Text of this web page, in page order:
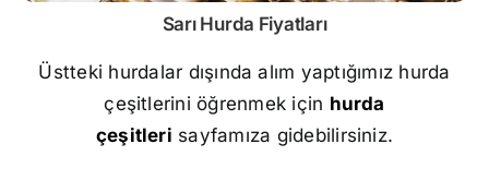
Sarı Hurda Fiyatları
Üstteki hurdalar dışında alım yaptığımız hurda
çeşitlerini öğrenmek için hurda
çeşitleri sayfamıza gidebilirsiniz.